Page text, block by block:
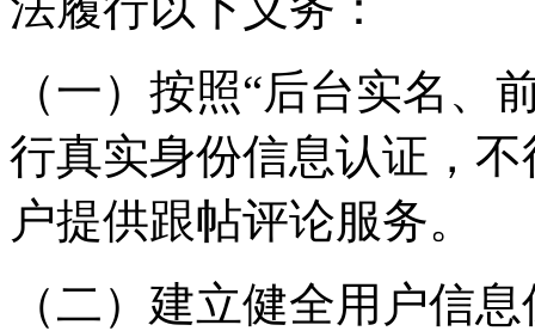
（一）按照“后台实名、
行真实身份信息认证，
户提供跟帖评论服务。
（二）建立健全用户信